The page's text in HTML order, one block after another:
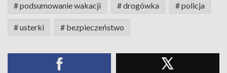
# podsumowanie wakacji # drogówka # policja
# usterki # bezpieczeństwo